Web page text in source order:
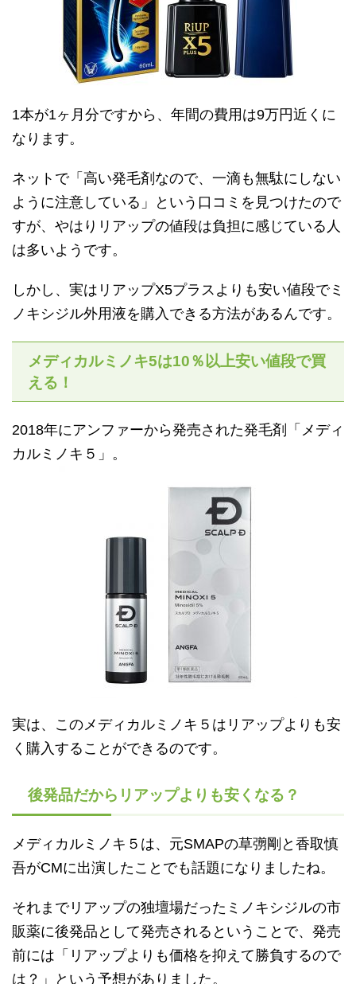
1本が1ヶ月分ですから、年間の費用は9万円近くに
なります。
ネットで「高い発毛剤なので、一滴も無駄にしない
ように注意している」という口コミを見つけたので
すが、やはりリアップの値段は負担に感じている人
は多いようです。
しかし、実はリアップX5プラスよりも安い値段でミ
ノキシジル外用液を購入できる方法があるんです。
メディカルミノキ5は10％以上安い値段で買
える！
2018年にアンファーから発売された発毛剤「メディ
カルミノキ５」。
実は、このメディカルミノキ５はリアップよりも安
く購入することができるのです。
後発品だからリアップよりも安くなる？
メディカルミノキ５は、元SMAPの草彅剛と香取慎
吾がCMに出演したことでも話題になりましたね。
それまでリアップの独壇場だったミノキシジルの市
販薬に後発品として発売されるということで、発売
前には「リアップよりも価格を抑えて勝負するので
は？」という予想がありました。